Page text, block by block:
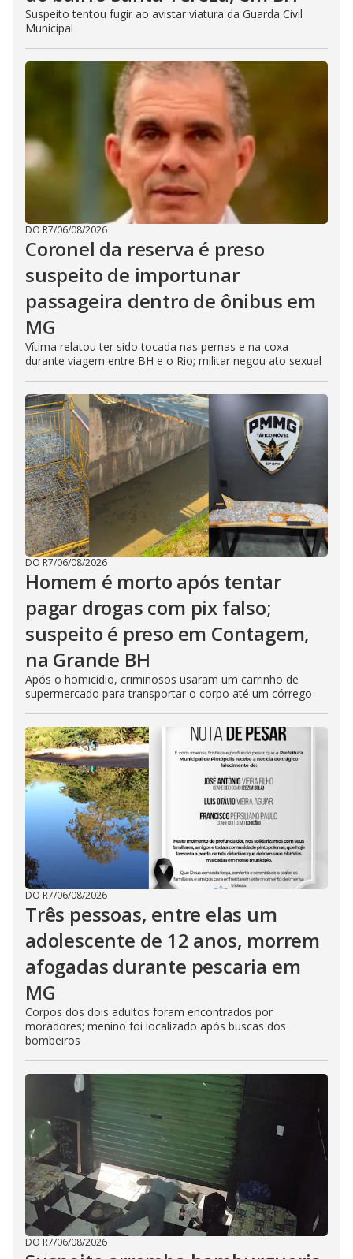
Suspeito tentou fugir ao avistar viatura da Guarda Civil
Municipal
DO R7/06/08/2026
Coronel da reserva é preso
suspeito de importunar
passageira dentro de ônibus em
MG
Vítima relatou ter sido tocada nas pernas e na coxa
durante viagem entre BH e o Rio; militar negou ato sexual
DO R7/06/08/2026
Homem é morto após tentar
pagar drogas com pix falso;
suspeito é preso em Contagem,
na Grande BH
Após o homicídio, criminosos usaram um carrinho de
supermercado para transportar o corpo até um córrego
DO R7/06/08/2026
Três pessoas, entre elas um
adolescente de 12 anos, morrem
afogadas durante pescaria em
MG
Corpos dos dois adultos foram encontrados por
moradores; menino foi localizado após buscas dos
bombeiros
DO R7/06/08/2026